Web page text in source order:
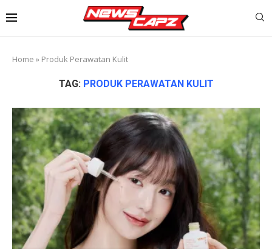
Home » Produk Perawatan Kulit
TAG: PRODUK PERAWATAN KULIT